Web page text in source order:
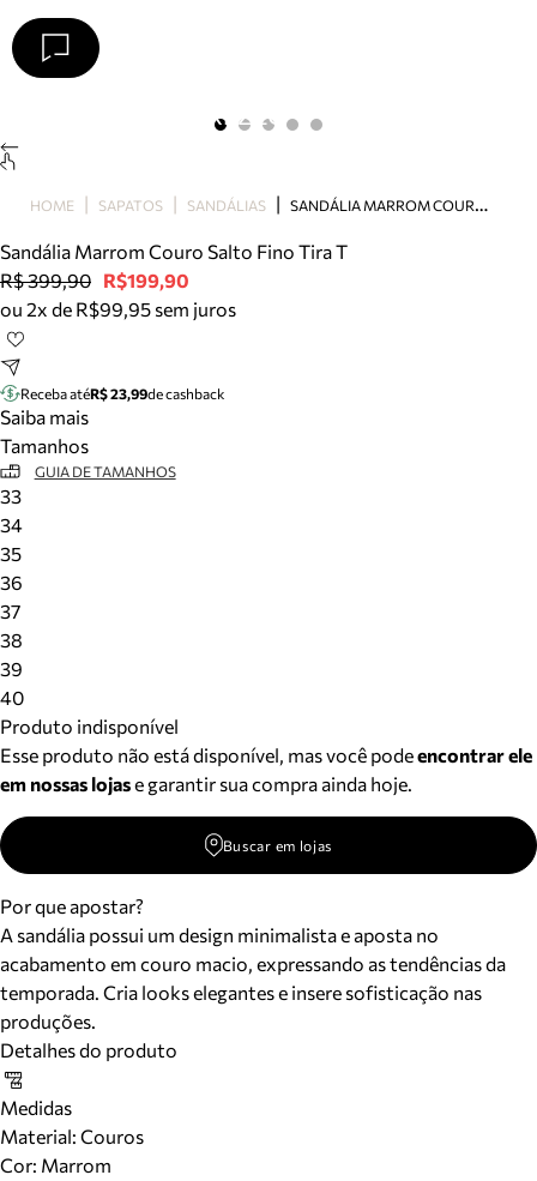
Papete
Scarpin
Mocassim
Bolsa
Tênis
Mule
Rasteira
Precisa de ajuda?
Arezzo
HOME SAPATOS SANDÁLIAS S
ANDÁLIA MARROM COURO SALTO FINO TIRA T
Sandália Marrom Couro Salto Fino Tira T
R$ 399,90 R$199,90
ou 2x de R$99,95 sem juros
Receba atéR$ 23,99de cashback
Saiba mais
Tamanhos
GUIA DE TAMANHOS
33
34
35
36
37
38
39
40
Produto indisponível
Esse produto não está disponível, mas você podeencontrar ele
em nossas lojase garantir sua compra ainda hoje.
Buscar em lojas
Por que apostar?
A sandália possui um design minimalista e aposta no
acabamento em couro macio, expressando as tendências da
temporada. Cria looks elegantes e insere sofisticação nas
produções.
Detalhes do produto
Medidas
Material: Couros
Cor: Marrom